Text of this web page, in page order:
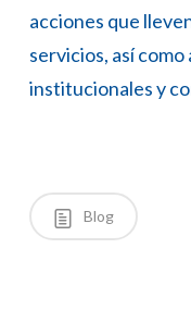
acciones que
servicios, así
institucionales y
Blog